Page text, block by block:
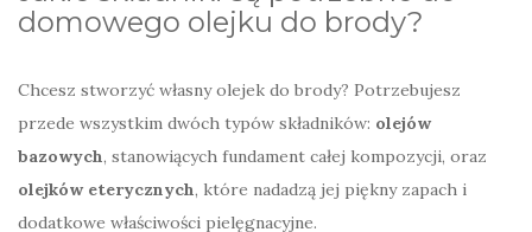
domowego olejku do brody?
Chcesz stworzyć własny olejek do brody? Potrzebujesz
przede wszystkim dwóch typów składników: olejów
bazowych, stanowiących fundament całej kompozycji, oraz
olejków eterycznych, które nadadzą jej piękny zapach i
dodatkowe właściwości pielęgnacyjne.